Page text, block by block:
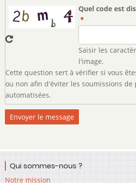
Quel code est
Saisir les
l'image.
Cette question sert à vérifier si vous
ou non afin d'éviter les soumissions de
automatisées.
Qui sommes-nous ?
Notre mission